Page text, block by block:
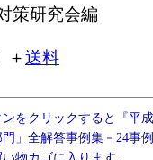
策研究会編
＋送料
ンをクリックすると『平
」全解答事例集－24事